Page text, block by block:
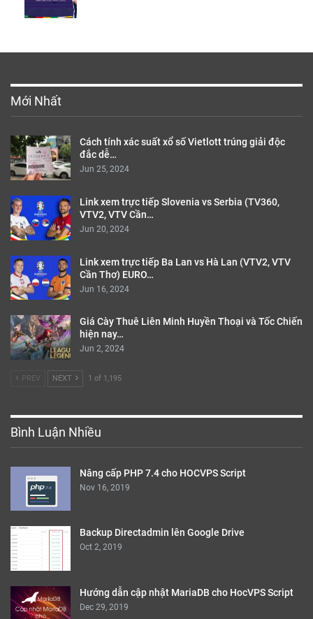
Mới Nhất
Cách tính xác suất xổ số Vietlott trúng giải độc
đắc dễ…
Jun 25, 2024
Link xem trực tiếp Slovenia vs Serbia (TV360,
VTV2, VTV Cần…
Jun 20, 2024
Link xem trực tiếp Ba Lan vs Hà Lan (VTV2, VTV
Cần Thơ) EURO…
Jun 16, 2024
Giá Cày Thuê Liên Minh Huyền Thoại và Tốc Chiến
hiện nay…
Jun 2, 2024
PREV NEXT 1 of 1,195
Bình Luận Nhiều
Nâng cấp PHP 7.4 cho HOCVPS Script
Nov 16, 2019
Backup Directadmin lên Google Drive
Oct 2, 2019
Hướng dẫn cập nhật MariaDB cho HocVPS Script
Dec 29, 2019